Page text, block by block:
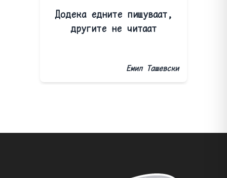
Додека едните пишуваат,
другите не читаат
Емил Ташевски